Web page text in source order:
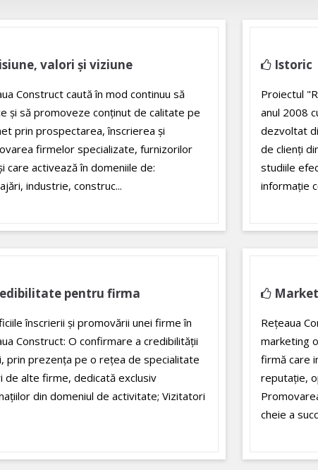
valori și viziune
Construct caută în mod continuu să
și să promoveze conținut de calitate pe
prin prospectarea, înscrierea și
firmelor specializate, furnizorilor
care activează în domeniile de:
industrie, construc...
Istoric
Proiectul
anul 2008
dezvoltat
de clienți
studiile
informație
pentru firma
înscrierii și promovării unei firme în
Construct: O confirmare a credibilității
prin prezența pe o rețea de specialitate
de alte firme, dedicată exclusiv
din domeniul de activitate; Vizitatori
Rețeaua
marketing
firmă care
reputație,
cheie a